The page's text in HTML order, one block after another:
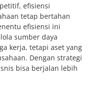
efisiensi
tetap bertahan
efisiensi ini
sumber daya
kerja, tetapi aset yang
Dengan strategi
bisa berjalan lebih